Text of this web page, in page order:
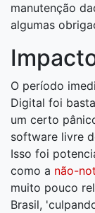
manutenção
algumas
O período
Digital foi
um certo
software livre
Isso foi
como a não-
muito pouco
Brasil,